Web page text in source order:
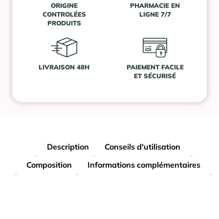
ORIGINE
CONTROLÉES
PRODUITS
PHARMACIE EN
LIGNE 7/7
LIVRAISON 48H
PAIEMENT FACILE
ET SÉCURISÉ
Description
Conseils d'utilisation
Composition
Informations complémentaires